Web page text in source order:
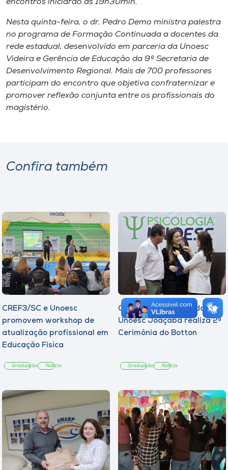
encontros iniciarão às 19h30min.
Nesta quinta-feira, o dr. Pedro Demo ministra palestra
no programa de Formação Continuada a docentes da
rede estadual, desenvolvido em parceria da Unoesc
Videira e Gerência de Educação da 9º Secretaria de
Desenvolvimento Regional. Mais de 700 professores
participam do encontro que objetiva confraternizar e
promover reflexão conjunta entre os profissionais do
magistério.
Confira também
CREF3/SC e Unoesc
promovem workshop de
atualização profissional em
Educação Física
Graduação Notícia
Curso de Psicologia da
Unoesc Joaçaba realiza 2ª
Cerimônia do Botton
Graduação Notícia